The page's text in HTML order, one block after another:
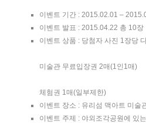
이벤트 기간 : 2015.02.01 –
이벤트 발표 : 2015.04.22 총 10장
이벤트 상품 : 당첨자 사진 1장당
미술관 무료입장권 2매(1인1매)
체험권 1매(일부제한)
이벤트 장소 : 유리섬 맥아트 미술
이벤트 주제 : 야외조각공원에 있